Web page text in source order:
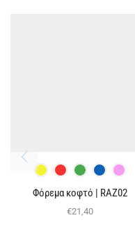
Φόρεμα κοφτό | RAZ02
€21,40